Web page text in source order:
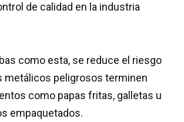
de calidad en la industria
como esta, se reduce el riesgo
metálicos peligrosos terminen
como papas fritas, galletas u
empaquetados.